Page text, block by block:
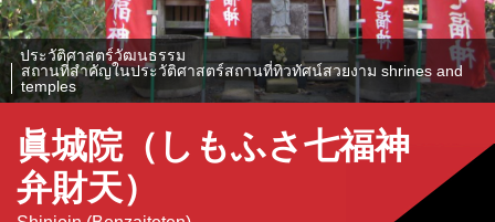
ประวัติศาสตร์วัฒนธรรม
สถานที่สำคัญในประวัติศาสตร์สถานที่ทิวทัศน์สวยงาม shrines and
temples
眞城院（しもふさ七福神
弁財天）